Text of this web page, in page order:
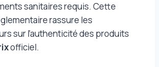
sanitaires requis. Cette
rassure les
sur l’authenticité des produits
officiel.